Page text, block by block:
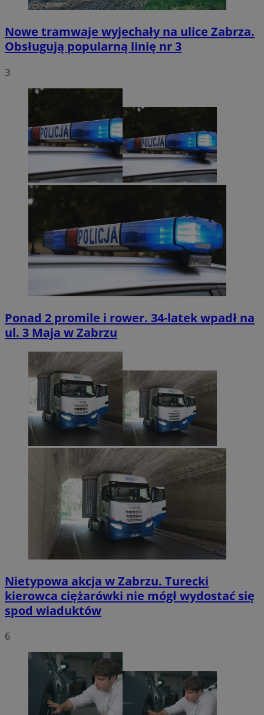
Nowe tramwaje wyjechały na ulice Zabrza.
Obsługują popularną linię nr 3
3
Ponad 2 promile i rower. 34-latek wpadł na
ul. 3 Maja w Zabrzu
Nietypowa akcja w Zabrzu. Turecki
kierowca ciężarówki nie mógł wydostać się
spod wiaduktów
6